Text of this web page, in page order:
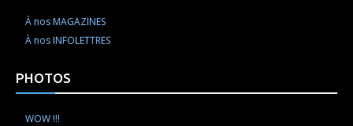
À nos MAGAZINES
À nos INFOLETTRES
PHOTOS
WOW !!!